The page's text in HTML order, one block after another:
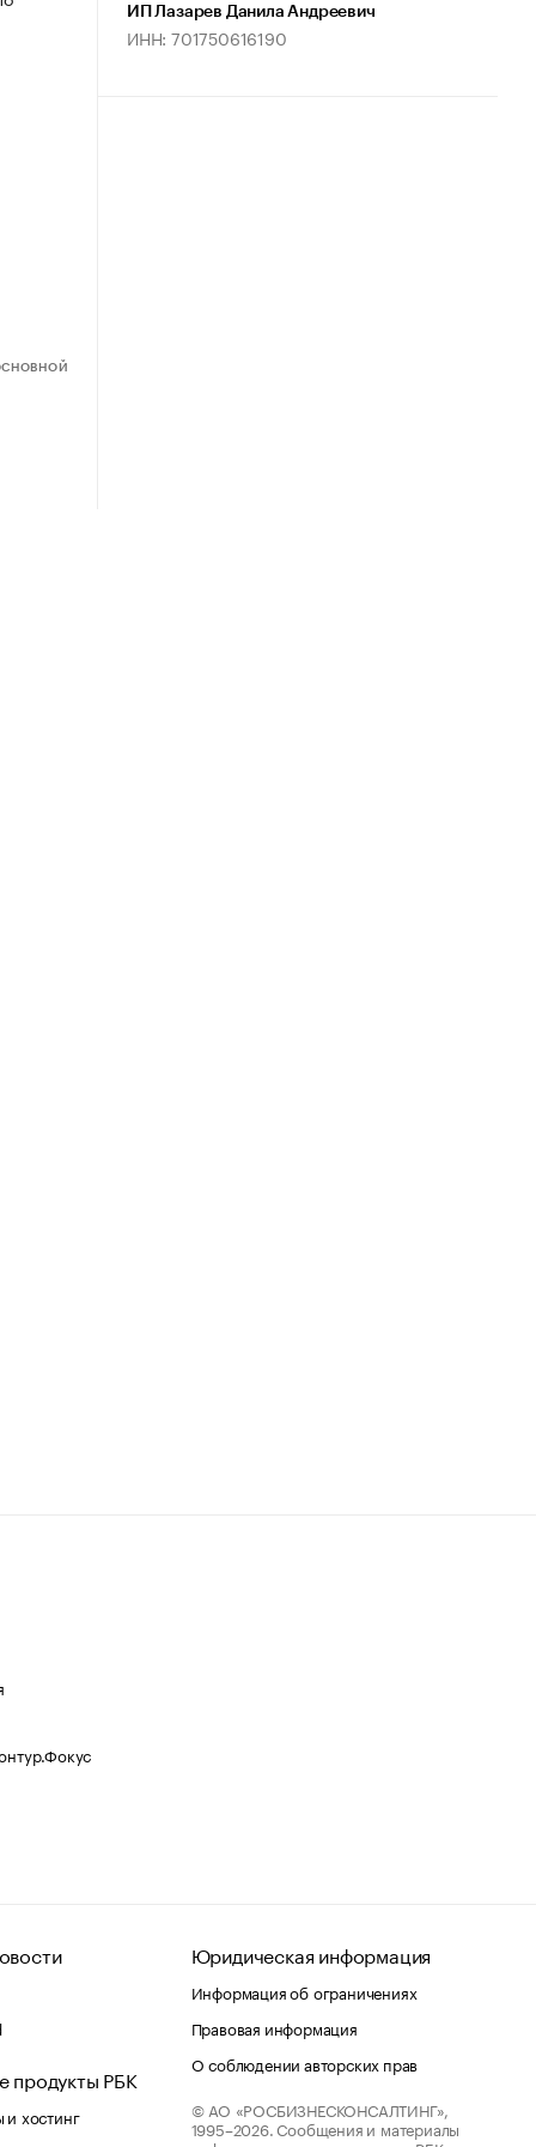
ИП Лазарев Данила Андреевич
ИНН: 701750616190
продукты РБК
хостинг
Юридическая информация
Информация об ограничениях
Правовая информация
О соблюдении авторских прав
© АО «РОСБИЗНЕСКОНСАЛТИНГ»,
1995–2026. Сообщения и материалы